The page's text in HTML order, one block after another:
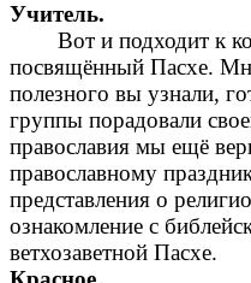
Учитель.
Вот и подходит к
посвящённый Пасхе.
полезного вы узнали,
группы порадовали
православия мы ещё
православному
представления о
ознакомление с
ветхозаветной Пасхе.